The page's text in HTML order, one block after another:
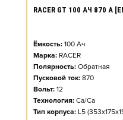
RACER GT 100 АЧ 870 А
Ёмкость: 100 Ач
Марка: RACER
Полярность: Обратная
Пусковой ток: 870
Вольт: 12
Технология: Ca/Ca
Тип корпуса: L5